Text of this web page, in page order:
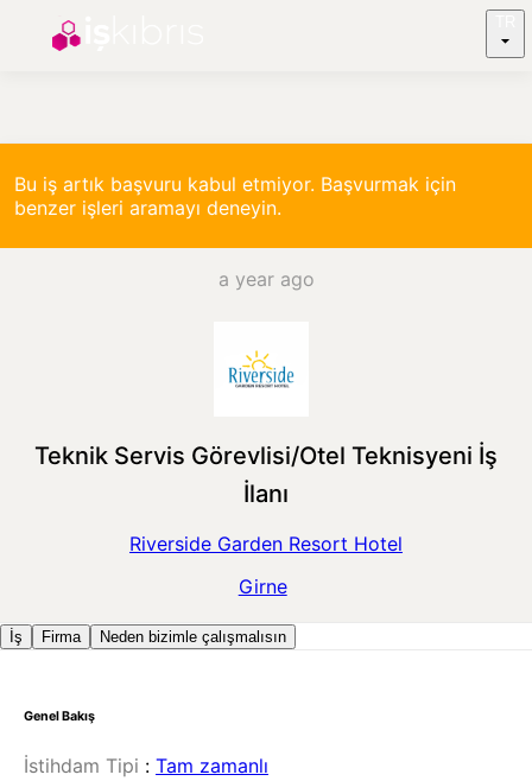
Bu iş artık başvuru kabul etmiyor. Başvurmak için
benzer işleri aramayı deneyin.
a year ago
Teknik Servis Görevlisi/Otel Teknisyeni İş
İlanı
Riverside Garden Resort Hotel
Girne
İş Firma Neden bizimle çalışmalısın
Genel Bakış
İstihdam Tipi : Tam zamanlı